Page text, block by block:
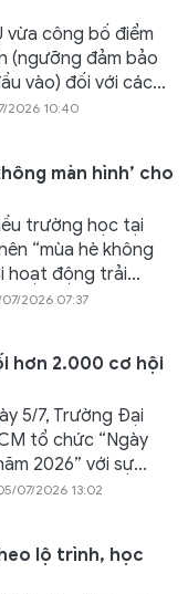
vừa công bố điểm
(ngưỡng đảm bảo
vào) đối với các...
2026 10:40
màn hình’ cho
trường học tại
“mùa hè không
hoạt động trải...
2026 07:37
hơn 2.000 cơ hội
5/7, Trường Đại
tổ chức “Ngày
2026” với sự...
07/2026 13:02
lộ trình, học